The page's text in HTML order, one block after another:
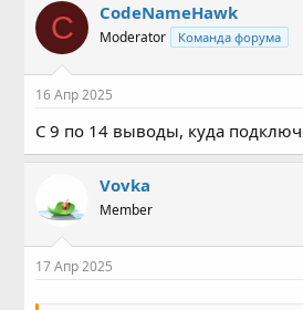
C CodeNameHawk
Moderator Команда форума
16 Апр 2025
С 9 по 14 выводы, куда
Vovka
Member
17 Апр 2025